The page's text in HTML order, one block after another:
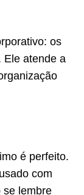
os
Ele atende a
é perfeito.
com
se lembre